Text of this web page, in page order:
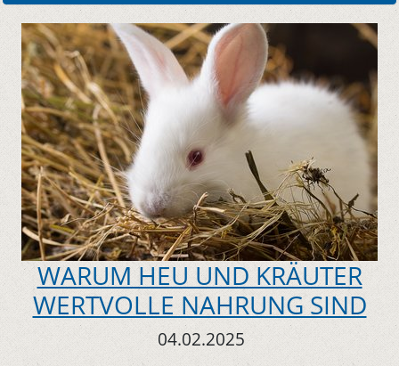
WARUM HEU UND KRÄUTER
WERTVOLLE NAHRUNG SIND
04.02.2025